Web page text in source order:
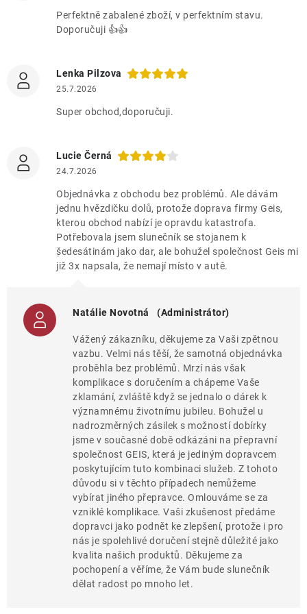
Perfektně zabalené zboží, v perfektním stavu.
Doporučuji 👍👍
Lenka Pilzova
25.7.2026
Super obchod,doporučuji.
Lucie Černá
24.7.2026
Objednávka z obchodu bez problémů. Ale dávám
jednu hvězdičku dolů, protože doprava firmy Geis,
kterou obchod nabízí je opravdu katastrofa.
Potřebovala jsem slunečník se stojanem k
ṣ̌edesátinám jako dar, ale bohužel společnost Geis mi
již 3x napsala, že nemají místo v autě.
Natálie Novotná (Administrátor)
Vážený zákazníku, děkujeme za Vaši zpětnou
vazbu. Velmi nás těší, že samotná objednávka
proběhla bez problémů. Mrzí nás však
komplikace s doručením a chápeme Vaše
zklamání, zvláště když se jednalo o dárek k
významnému životnímu jubileu. Bohužel u
nadrozměrných zásilek s možností dobírky
jsme v současné době odkázáni na přepravní
společnost GEIS, která je jediným dopravcem
poskytujícím tuto kombinaci služeb. Z tohoto
důvodu si v těchto případech nemůžeme
vybírat jiného přepravce. Omlouváme se za
vzniklé komplikace. Vaši zkušenost předáme
dopravci jako podnět ke zlepšení, protože i pro
nás je spolehlivé doručení stejně důležité jako
kvalita našich produktů. Děkujeme za
pochopení a věříme, že Vám bude slunečník
dělat radost po mnoho let.